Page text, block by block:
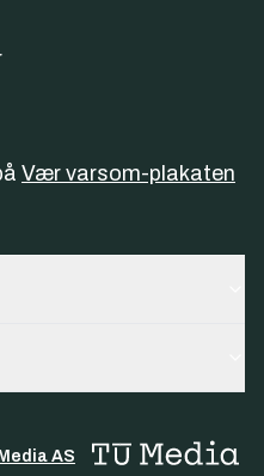
Vær varsom-plakaten
AS